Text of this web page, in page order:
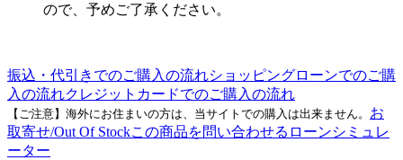
ので、予めご了承ください。
振込・代引きでのご購入の流れショッピングローンでのご購
入の流れクレジットカードでのご購入の流れ
【ご注意】海外にお住まいの方は、当サイトでの購入は出来ません。 お
取寄せ/Out Of Stockこの商品を問い合わせる ローンシミュレ
ーター